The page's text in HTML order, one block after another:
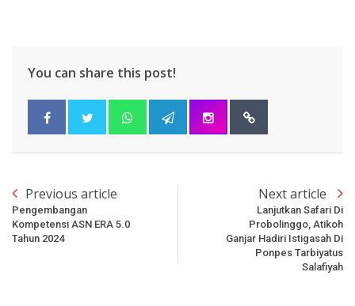
You can share this post!
Previous article
Pengembangan
Kompetensi ASN ERA 5.0
Tahun 2024
Next article
Lanjutkan Safari Di
Probolinggo, Atikoh
Ganjar Hadiri Istigasah Di
Ponpes Tarbiyatus
Salafiyah